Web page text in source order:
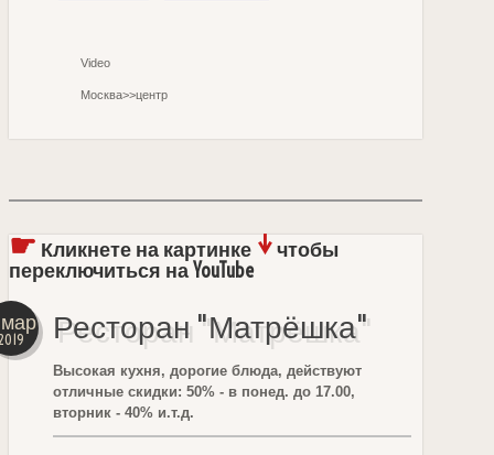
Video
Москва>>центр
☛ Кликнете на картинке↓чтобы
переключиться на YouTube
Ресторан "Матрёшка"
Высокая кухня, дорогие блюда, действуют
отличные скидки: 50% - в понед. до 17.00,
вторник - 40% и.т.д.